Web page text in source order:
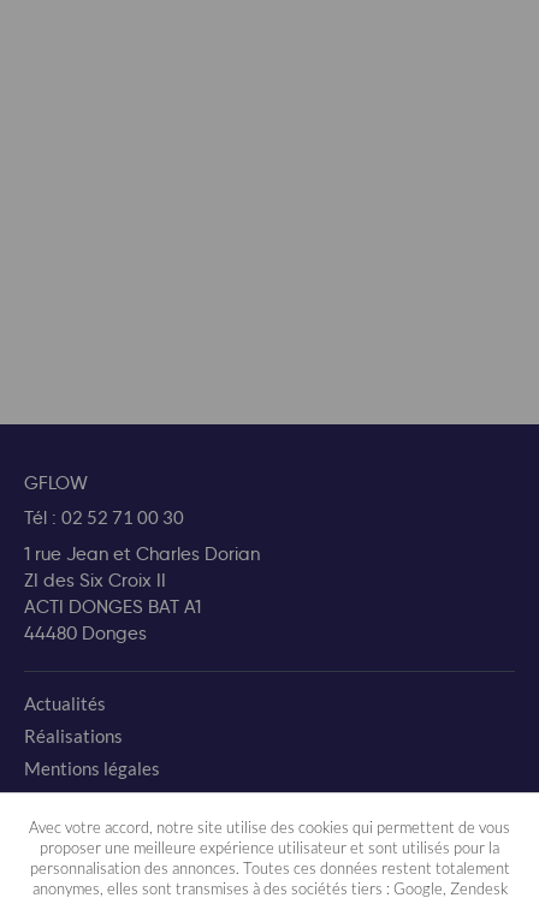
GFLOW
Tél : 02 52 71 00 30
1 rue Jean et Charles Dorian
ZI des Six Croix II
ACTI DONGES BAT A1
44480 Donges
Actualités
Réalisations
Mentions légales
Charte environnementale
Plan du site
Gestion des cookies
Avec votre accord, notre site utilise des cookies qui permettent de vous
proposer une meilleure expérience utilisateur et sont utilisés pour la
personnalisation des annonces. Toutes ces données restent totalement
anonymes, elles sont transmises à des sociétés tiers : Google, Zendesk